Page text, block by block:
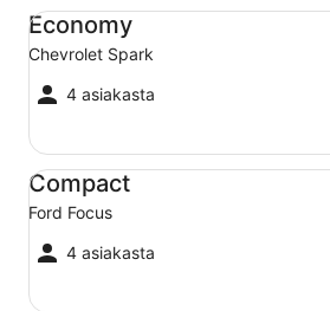
Economy
Chevrolet Spark
4 asiakasta
Economy Chevrolet Spark
Compact
Ford Focus
4 asiakasta
Compact Ford Focus